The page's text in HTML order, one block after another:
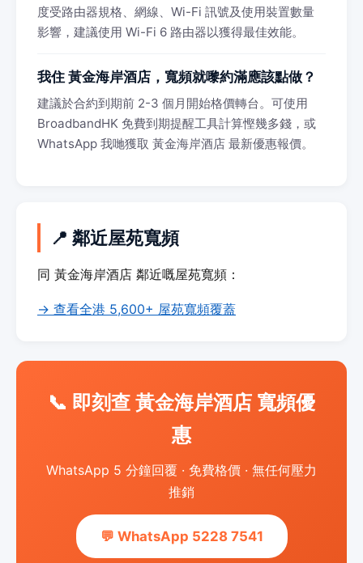
度受路由器規格、網線、Wi-Fi 訊號及使用裝置數量
影響，建議使用 Wi-Fi 6 路由器以獲得最佳效能。
我住 黃金海岸酒店，寬頻就嚟約滿應該點做？
建議於合約到期前 2-3 個月開始格價轉台。可使用
BroadbandHK 免費到期提醒工具計算慳幾多錢，或
WhatsApp 我哋獲取 黃金海岸酒店 最新優惠報價。
📍 鄰近屋苑寬頻
同 黃金海岸酒店 鄰近嘅屋苑寬頻：
→ 查看全港 5,600+ 屋苑寬頻覆蓋
📞 即刻查 黃金海岸酒店 寬頻優
惠
WhatsApp 5 分鐘回覆 · 免費格價 · 無任何壓力
推銷
💬 WhatsApp 5228 7541